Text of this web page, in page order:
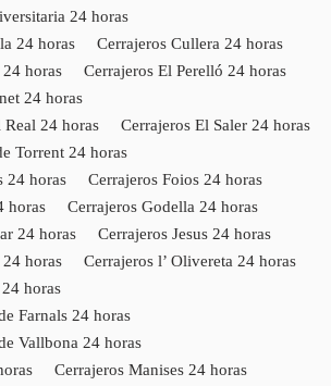
24 horas
24 horas
Cerrajeros Cullera 24 horas
horas
Cerrajeros El Perelló 24 horas
24 horas
Real 24 horas
Cerrajeros El Saler 24 horas
Torrent 24 horas
24 horas
Cerrajeros Foios 24 horas
horas
Cerrajeros Godella 24 horas
24 horas
Cerrajeros Jesus 24 horas
horas
Cerrajeros l’ Olivereta 24 horas
horas
Farnals 24 horas
Vallbona 24 horas
Cerrajeros Manises 24 horas